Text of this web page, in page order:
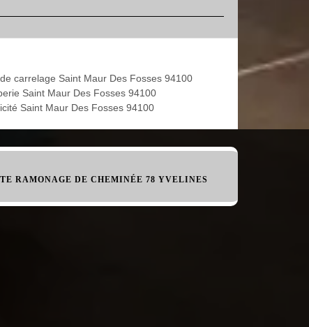
carrelage Saint Maur Des Fosses 94100
Saint Maur Des Fosses 94100
Saint Maur Des Fosses 94100
RAMONAGE DE CHEMINÉE 78 YVELINES